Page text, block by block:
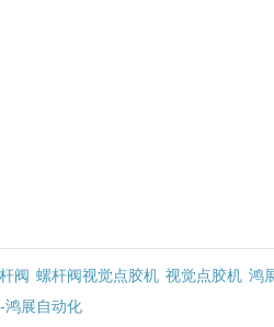
阀 螺杆阀视觉点胶机 视觉点胶机 鸿
鸿展自动化